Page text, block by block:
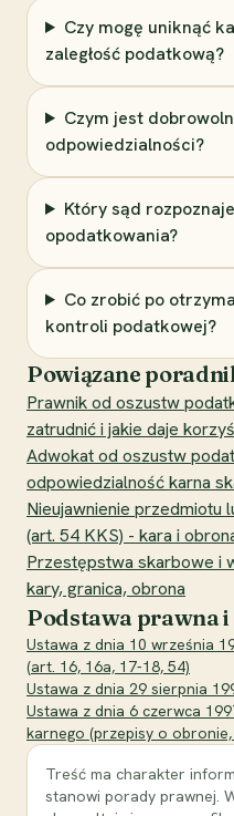
Czy mogę uniknąć
zaległość podatkową?
Czym jest
odpowiedzialności?
Który sąd
opodatkowania?
Co zrobić po
kontroli podatkowej?
Powiązane
Prawnik od oszustw
zatrudnić i jakie daje
Adwokat od oszustw
odpowiedzialność karna
Nieujawnienie przedmiotu
(art. 54 KKS) - kara i
Przestępstwa skarbowe i
kary, granica, obrona
Podstawa prawna i
Ustawa z dnia 10 września
(art. 16, 16a, 17-18, 54)
Ustawa z dnia 29 sierpnia
Ustawa z dnia 6 czerwca
karnego (przepisy o
Treść ma charakter
stanowi porady prawnej.